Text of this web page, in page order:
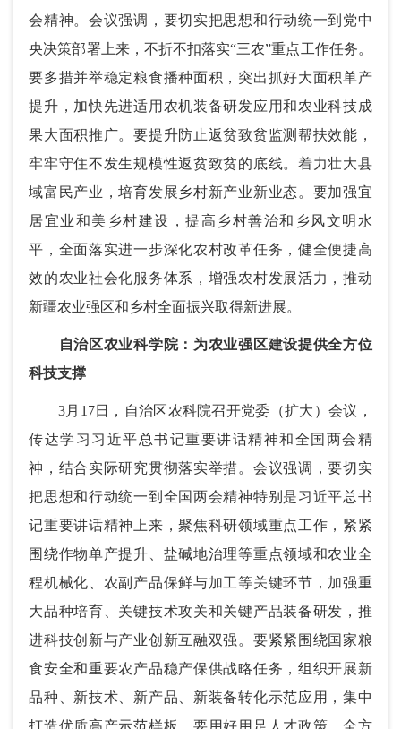
会精神。会议强调，要切实把思想和行动统一到党中
央决策部署上来，不折不扣落实“三农”重点工作任务。
要多措并举稳定粮食播种面积，突出抓好大面积单产
提升，加快先进适用农机装备研发应用和农业科技成
果大面积推广。要提升防止返贫致贫监测帮扶效能，
牢牢守住不发生规模性返贫致贫的底线。着力壮大县
域富民产业，培育发展乡村新产业新业态。要加强宜
居宜业和美乡村建设，提高乡村善治和乡风文明水
平，全面落实进一步深化农村改革任务，健全便捷高
效的农业社会化服务体系，增强农村发展活力，推动
新疆农业强区和乡村全面振兴取得新进展。
自治区农业科学院：为农业强区建设提供全方位
科技支撑
3月17日，自治区农科院召开党委（扩大）会议，
传达学习习近平总书记重要讲话精神和全国两会精
神，结合实际研究贯彻落实举措。会议强调，要切实
把思想和行动统一到全国两会精神特别是习近平总书
记重要讲话精神上来，聚焦科研领域重点工作，紧紧
围绕作物单产提升、盐碱地治理等重点领域和农业全
程机械化、农副产品保鲜与加工等关键环节，加强重
大品种培育、关键技术攻关和关键产品装备研发，推
进科技创新与产业创新互融双强。要紧紧围绕国家粮
食安全和重要农产品稳产保供战略任务，组织开展新
品种、新技术、新产品、新装备转化示范应用，集中
打造优质高产示范样板。要用好用足人才政策，全方